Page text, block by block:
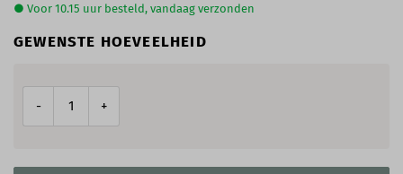
● Voor 10.15 uur besteld, vandaag verzonden
GEWENSTE HOEVEELHEID
- +